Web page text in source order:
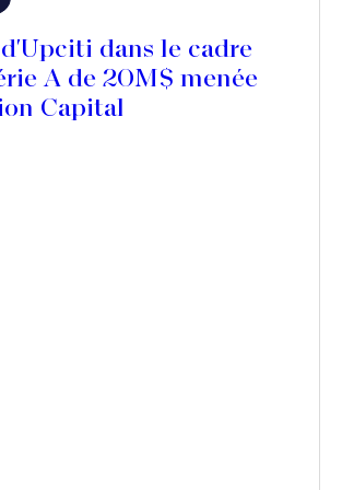
dans le cadre
A de 20M$ menée
Capital